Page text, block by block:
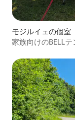
モジルイェの個室
家族向けのBELL